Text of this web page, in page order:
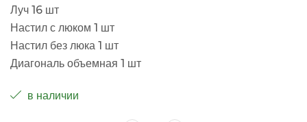
Луч 16 шт
Настил с люком 1 шт
Настил без люка 1 шт
Диагональ объемная 1 шт
в наличии